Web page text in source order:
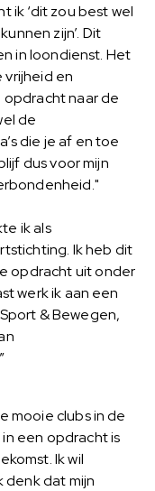
ik ‘dit zou best wel
zijn’. Dit
in loondienst. Het
vrijheid en
opdracht naar de
de
die je af en toe
dus voor mijn
ik als
Ik heb dit
opdracht uit onder
werk ik aan een
& Bewegen,
mooie clubs in de
een opdracht is
Ik wil
denk dat mijn